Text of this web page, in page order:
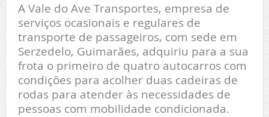
A Vale do Ave Transportes, empresa de
serviços ocasionais e regulares de
transporte de passageiros, com sede em
Serzedelo, Guimarães, adquiriu para a sua
frota o primeiro de quatro autocarros com
condições para acolher duas cadeiras de
rodas para atender às necessidades de
pessoas com mobilidade condicionada.